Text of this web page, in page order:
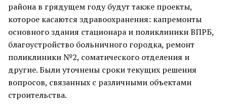
района в грядущем году будут также проекты,
которое касаются здравоохранения: капремонты
основного здания стационара и поликлиники ВПРБ,
благоустройство больничного городка, ремонт
поликлиники №2, соматического отделения и
другие. Были уточнены сроки текущих решения
вопросов, связанных с различными объектами
строительства.